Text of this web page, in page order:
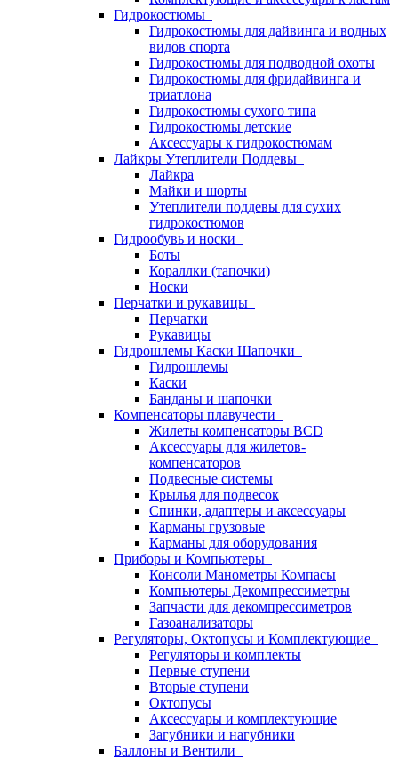
Гидрокостюмы
Гидрокостюмы для дайвинга и водных
видов спорта
Гидрокостюмы для подводной охоты
Гидрокостюмы для фридайвинга и
триатлона
Гидрокостюмы сухого типа
Гидрокостюмы детские
Аксессуары к гидрокостюмам
Лайкры Утеплители Поддевы
Лайкра
Майки и шорты
Утеплители поддевы для сухих
гидрокостюмов
Гидрообувь и носки
Боты
Кораллки (тапочки)
Носки
Перчатки и рукавицы
Перчатки
Рукавицы
Гидрошлемы Каски Шапочки
Гидрошлемы
Каски
Банданы и шапочки
Компенсаторы плавучести
Жилеты компенсаторы BCD
Аксессуары для жилетов-
компенсаторов
Подвесные системы
Крылья для подвесок
Спинки, адаптеры и аксессуары
Карманы грузовые
Карманы для оборудования
Приборы и Компьютеры
Консоли Манометры Компасы
Компьютеры Декомпрессиметры
Запчасти для декомпрессиметров
Газоанализаторы
Регуляторы, Октопусы и Комплектующие
Регуляторы и комплекты
Первые ступени
Вторые ступени
Октопусы
Аксессуары и комплектующие
Загубники и нагубники
Баллоны и Вентили